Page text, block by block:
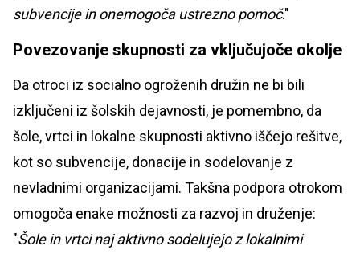
subvencije in onemogoča ustrezno pomoč."
Povezovanje skupnosti za vključujoče okolje
Da otroci iz socialno ogroženih družin ne bi bili
izključeni iz šolskih dejavnosti, je pomembno, da
šole, vrtci in lokalne skupnosti aktivno iščejo rešitve,
kot so subvencije, donacije in sodelovanje z
nevladnimi organizacijami. Takšna podpora otrokom
omogoča enake možnosti za razvoj in druženje:
"Šole in vrtci naj aktivno sodelujejo z lokalnimi